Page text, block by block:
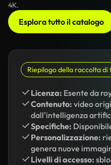
4K.
Esplora tutto il catalogo
Riepilogo della raccolta di
Licenza: Esente da
Contenuto: video
dall'intelligenza
Specifiche:
Personalizzazione:
genera nuove
Livelli di accesso: